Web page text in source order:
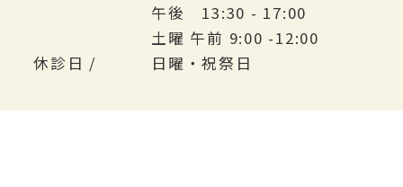
午後 13:30 - 17:00
土曜 午前 9:00 -12:00
休診日 /
日曜・祝祭日